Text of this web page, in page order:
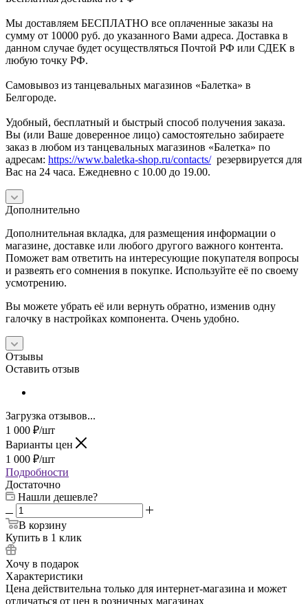
Мы доставляем БЕСПЛАТНО все оплаченные заказы на
сумму от 10000 руб. до указанного Вами адреса. Доставка в
данном случае будет осуществляться Почтой РФ или СДЕК в
любую точку РФ.
Самовывоз из танцевальных магазинов «Балетка» в
Белгороде.
Удобный, бесплатный и быстрый способ получения заказа.
Вы (или Ваше доверенное лицо) самостоятельно забираете
заказ в любом из танцевальных магазинов «Балетка» по
адресам: https://www.baletka-shop.ru/contacts/резервируется для
Вас на 24 часа. Ежедневно с 10.00 до 19.00.
Дополнительно
Дополнительная вкладка, для размещения информации о
магазине, доставке или любого другого важного контента.
Поможет вам ответить на интересующие покупателя вопросы
и развеять его сомнения в покупке. Используйте её по своему
усмотрению.
Вы можете убрать её или вернуть обратно, изменив одну
галочку в настройках компонента. Очень удобно.
Отзывы
Оставить отзыв
Загрузка отзывов...
1 000 ₽/шт
Варианты цен
1 000 ₽/шт
Подробности
Достаточно
Нашли дешевле?
В корзину
Купить в 1 клик
Хочу в подарок
Характеристики
Цена действительна только для интернет-магазина и может
отличаться от цен в розничных магазинах